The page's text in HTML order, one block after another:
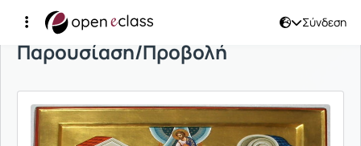
Σύνδεση
Παρουσίαση/Προβολή